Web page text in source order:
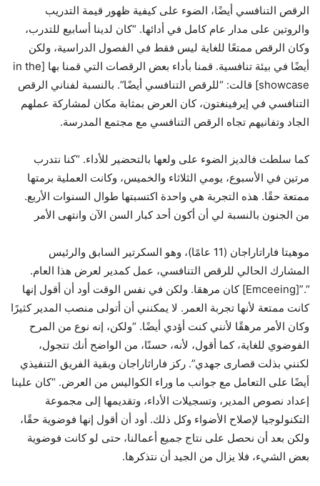
الرقص التنافسي أيضًا، الضوء على كيفية ظهور قيمة التدريب
والروتين على مدار عام كامل في أدائها. “كان لدينا أسابيع للتدرب،
وكان الرقص ممتعًا للغاية ليس فقط في الفصول الدراسية، ولكن
أيضًا في بيئة تنافسية. قمنا بأداء بعض الرقصات التي قمنا بها [in the
showcase] قالت: “للرقص التنافسي أيضًا”. بالنسبة لفناني الرقص
التنافسي في إيرفينغتون، كان العرض بمثابة مكان لمشاركة عملهم
الجاد وتفانيهم تجاه الرقص التنافسي مع مجتمع المدرسة.
كما سلطت فالديز الضوء على ولعها بالتحضير للأداء. “كنا نتدرب
مرتين في الأسبوع، يومي الثلاثاء والخميس، وكانت العملية برمتها
ممتعة حقًا. هذه التجربة هي واحدة اكتسبتها طوال السنوات الأربع.
من الجنون بالنسبة لي أن أكون أحد كبار السن الآن وانتهى الأمر
موهيتا فاراتاراجان (11 عامًا)، وهو السكرتير السابق والرئيس
المشارك الحالي للرقص التنافسي، عمل كمدير لعرض هذا العام.
“.”[Emceeing] كان مرهقا. ولكن في نفس الوقت أود أن أقول إنها
كانت ممتعة لأنها تجربة العمر. لا يمكنني أن أتولى منصب المدير كثيرًا
وكان الأمر مرهقًا لأنني كنت أؤدي أيضًا. “ولكن، إنه نوع من المرح
الفوضوي للغاية، كما أقول، لأنه، حسنًا، من الواضح أنك تتجول،
لكنني بذلت قصارى جهدي”. ركز فاراثاراجان وبقية الفريق التنفيذي
أيضًا على التعامل مع جوانب ما وراء الكواليس من العرض. “كان علينا
إعداد نصوص المدير، وتسجيلات الأداء، وتقديمها إلى مجموعة
التكنولوجيا لإصلاح الأضواء وكل ذلك. أود أن أقول إنها فوضوية حقًا،
ولكن بعد أن نحصل على نتاج جميع أعمالنا، حتى لو كانت فوضوية
بعض الشيء، فلا يزال من الجيد أن نتذكرها.